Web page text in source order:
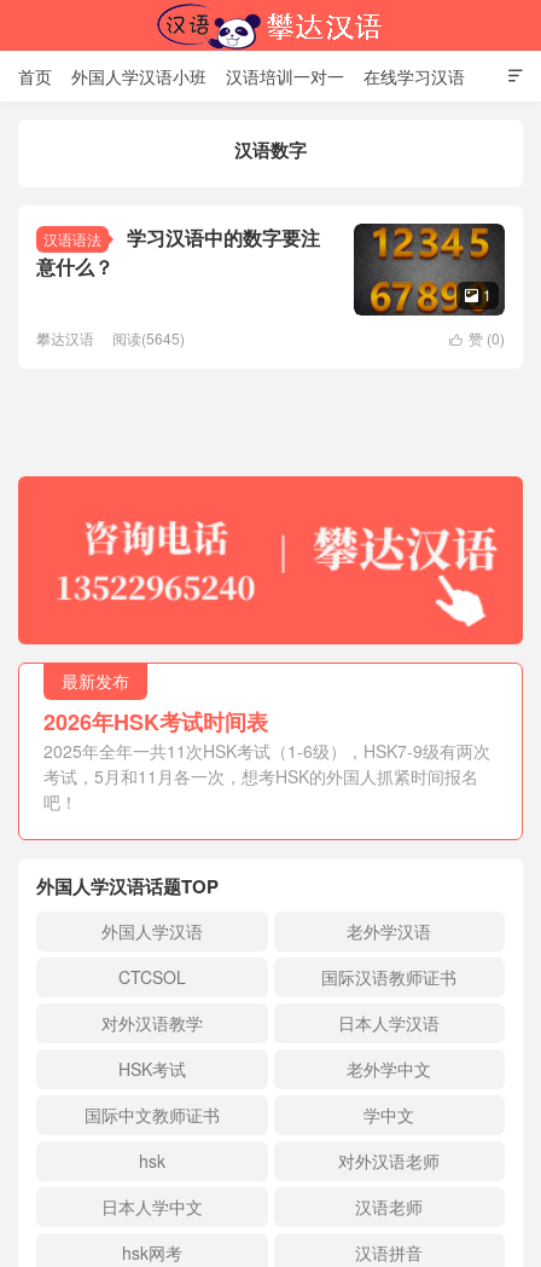

首页 外国人学汉语小班 汉语培训一对一 在线学习汉语
汉语数字
汉语语法
学习汉语中的数字要注
意什么？
 1
 赞 (0)
攀达汉语 阅读(5645)
最新发布
2026年HSK考试时间表
2025年全年一共11次HSK考试（1-6级），HSK7-9级有两次
考试，5月和11月各一次，想考HSK的外国人抓紧时间报名
吧！
外国人学汉语话题TOP
外国人学汉语
老外学汉语
CTCSOL
国际汉语教师证书
对外汉语教学
日本人学汉语
HSK考试
老外学中文
国际中文教师证书
学中文
hsk
对外汉语老师
日本人学中文
汉语老师
hsk网考
汉语拼音